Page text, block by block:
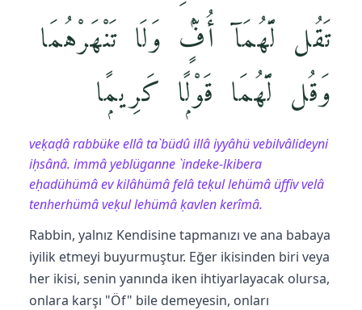
تَقُل لَّهُمَآ أُفٍّۢ وَلَا تَنْهَرْهُمَا
وَقُل لَّهُمَا قَوْلًۭا كَرِيمًۭا
veḳaḍâ rabbüke ellâ ta`büdû illâ iyyâhü vebilvâlideyni
iḥsânâ. immâ yeblüganne `indeke-lkibera
eḥadühümâ ev kilâhümâ felâ teḳul lehümâ üffiv velâ
tenherhümâ veḳul lehümâ ḳavlen kerîmâ.
Rabbin, yalnız Kendisine tapmanızı ve ana babaya
iyilik etmeyi buyurmuştur. Eğer ikisinden biri veya
her ikisi, senin yanında iken ihtiyarlayacak olursa,
onlara karşı "Öf" bile demeyesin, onları